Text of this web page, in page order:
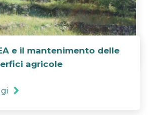
e il mantenimento delle
agricole